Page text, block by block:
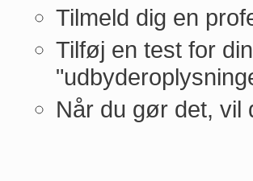
Tilmeld dig en
Tilføj en test for
Når du gør det, vil